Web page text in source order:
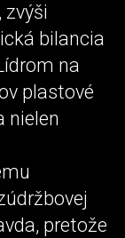
zvýši
bilancia
na
plastové
nielen
pretože